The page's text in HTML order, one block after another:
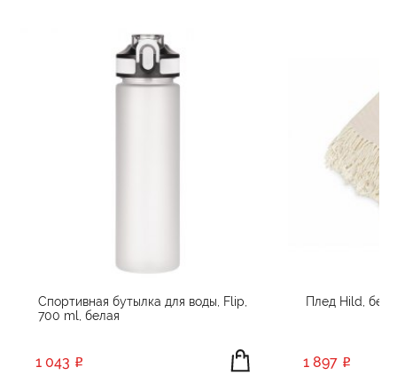
Спортивная бутылка для воды, Flip,
700 ml, белая
1 043
Плед Hild,
1 897